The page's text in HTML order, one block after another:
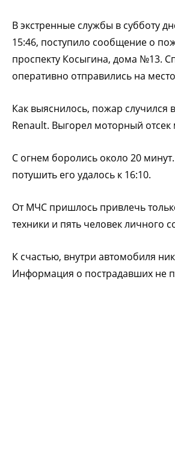
В экстренные службы в субботу
15:46, поступило сообщение о
проспекту Косыгина, дома №13.
оперативно отправились на
Как выяснилось, пожар случился
Renault. Выгорел моторный
С огнем боролись около 20
потушить его удалось к 16:10.
От МЧС пришлось привлечь
техники и пять человек личного
К счастью, внутри автомобиля
Информация о пострадавших не